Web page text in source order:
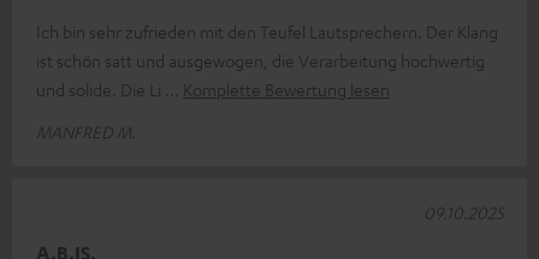
Ich bin sehr zufrieden mit den Teufel Lautsprechern. Der Klang
ist schön satt und ausgewogen, die Verarbeitung hochwertig
und solide. Die Li
Komplette Bewertung lesen
MANFRED M.
A.B.IS.
09.10.2025